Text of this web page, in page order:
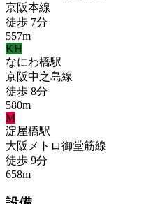
京阪本線
徒歩 7分
557m
KH
なにわ橋駅
京阪中之島線
徒歩 8分
580m
M
淀屋橋駅
大阪メトロ御堂筋線
徒歩 9分
658m